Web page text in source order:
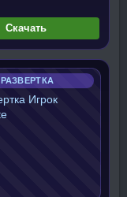
Скачать
РАЗВЕРТКА